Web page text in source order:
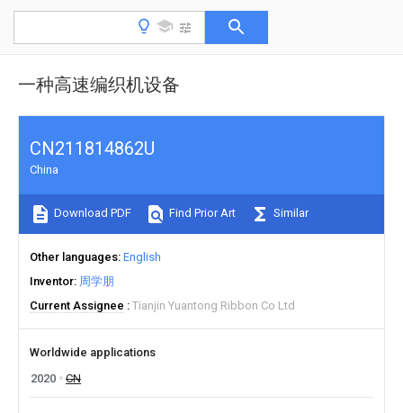
一种高速编织机设备
CN211814862U
China
Download PDF Find Prior Art Similar
Other languages English
Inventor 周学朋
Current Assignee
Tianjin Yuantong Ribbon Co Ltd
Worldwide applications
2020
CN